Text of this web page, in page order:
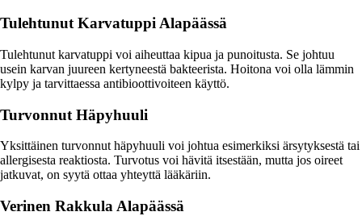
Tulehtunut Karvatuppi Alapäässä
Tulehtunut karvatuppi voi aiheuttaa kipua ja punoitusta. Se johtuu
usein karvan juureen kertyneestä bakteerista. Hoitona voi olla lämmin
kylpy ja tarvittaessa antibioottivoiteen käyttö.
Turvonnut Häpyhuuli
Yksittäinen turvonnut häpyhuuli voi johtua esimerkiksi ärsytyksestä tai
allergisesta reaktiosta. Turvotus voi hävitä itsestään, mutta jos oireet
jatkuvat, on syytä ottaa yhteyttä lääkäriin.
Verinen Rakkula Alapäässä